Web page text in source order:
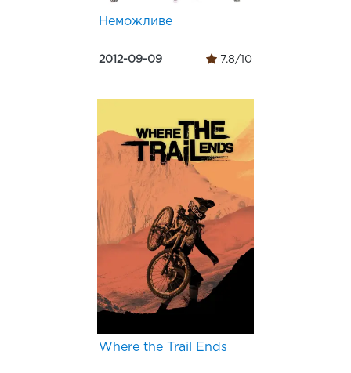
Неможливе
2012-09-09 7.8/10
Where the Trail Ends